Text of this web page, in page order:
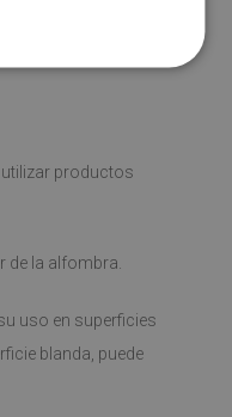
productos
de la alfombra.
uso en superficies
blanda, puede